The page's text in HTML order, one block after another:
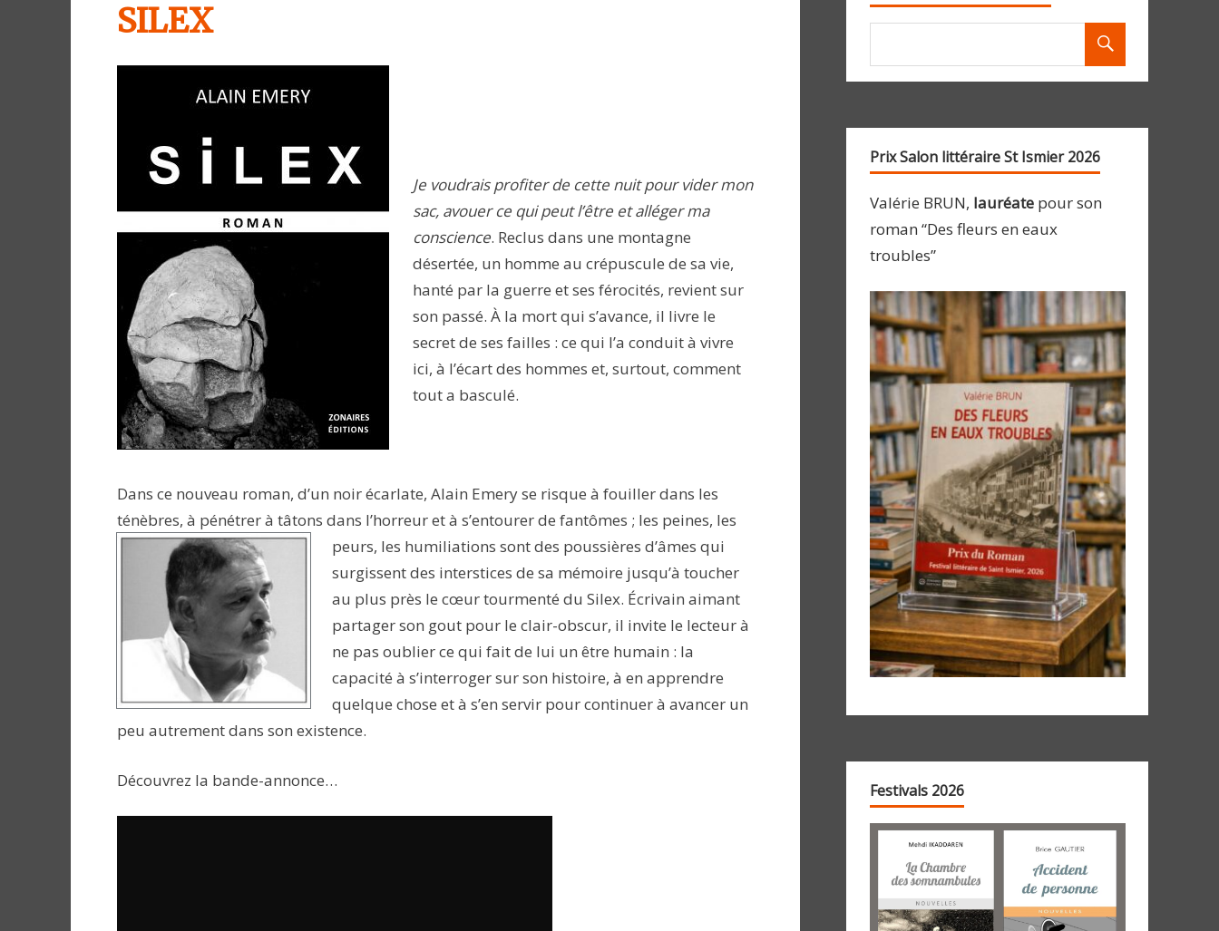
SILEX
Je voudrais profiter de cette nuit pour vider mon
sac, avouer ce qui peut l’être et alléger ma
conscience. Reclus dans une montagne
désertée, un homme au crépuscule de sa vie,
hanté par la guerre et ses férocités, revient sur
son passé. À la mort qui s’avance, il livre le
secret de ses failles : ce qui l’a conduit à vivre
ici, à l’écart des hommes et, surtout, comment
tout a basculé.
Dans ce nouveau roman, d’un noir écarlate, Alain Emery se risque à fouiller dans les
ténèbres, à pénétrer à tâtons dans l’horreur et à s’entourer de fantômes ; les peines, les
peurs, les humiliations sont des poussières d’âmes qui
surgissent des interstices de sa mémoire jusqu’à toucher
au plus près le cœur tourmenté du Silex. Écrivain aimant
partager son gout pour le clair-obscur, il invite le lecteur à
ne pas oublier ce qui fait de lui un être humain : la
capacité à s’interroger sur son histoire, à en apprendre
quelque chose et à s’en servir pour continuer à avancer un
peu autrement dans son existence.
Découvrez la bande-annonce…
Prix Salon littéraire St Ismier 2026
Valérie BRUN, lauréatepour son
roman “Des fleurs en eaux
troubles”
Festivals 2026